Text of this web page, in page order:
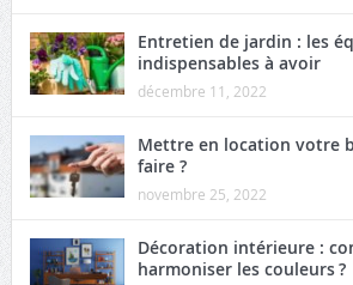
Entretien de jardin : les
indispensables à avoir
décembre 11, 2022
Mettre en location votre
faire ?
novembre 25, 2022
Décoration intérieure :
harmoniser les couleurs ?